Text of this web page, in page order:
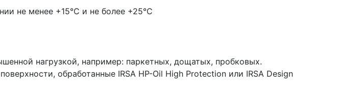
не менее +15°С и не более +25°С
нагрузкой, например: паркетных, дощатых, пробковых.
обработанные IRSA HP-Oil High Protection или IRSA Design